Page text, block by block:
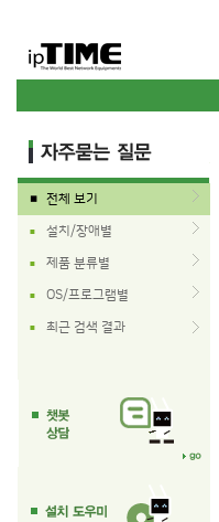
■ 전체 보기
■ 설치/장애별
■ 제품 분류별
■ OS/프로그램별
■ 최근 검색 결과